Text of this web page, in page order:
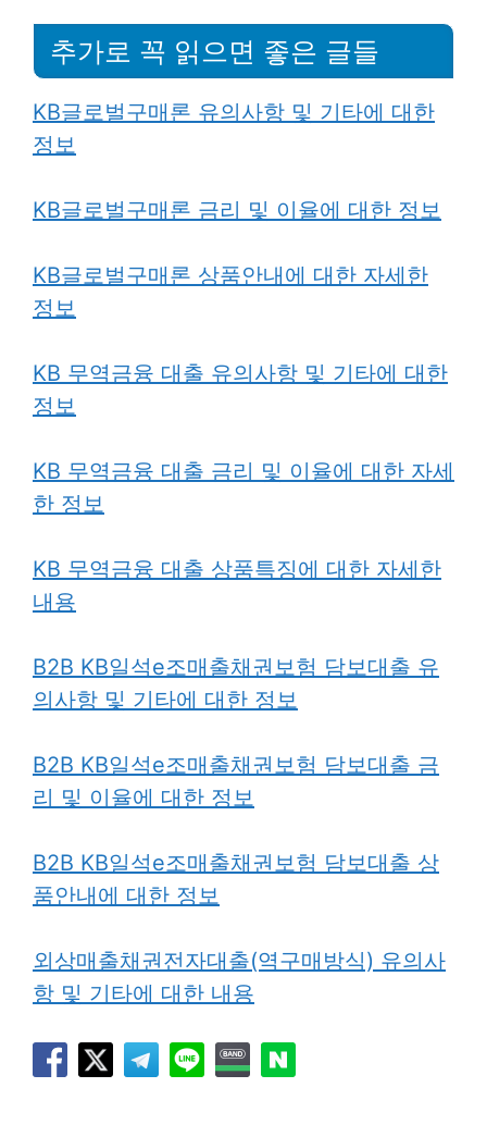
추가로 꼭 읽으면 좋은 글들
KB글로벌구매론 유의사항 및 기타에 대한
정보
KB글로벌구매론 금리 및 이율에 대한 정보
KB글로벌구매론 상품안내에 대한 자세한
정보
KB 무역금융 대출 유의사항 및 기타에 대한
정보
KB 무역금융 대출 금리 및 이율에 대한 자세
한 정보
KB 무역금융 대출 상품특징에 대한 자세한
내용
B2B KB일석e조매출채권보험 담보대출 유
의사항 및 기타에 대한 정보
B2B KB일석e조매출채권보험 담보대출 금
리 및 이율에 대한 정보
B2B KB일석e조매출채권보험 담보대출 상
품안내에 대한 정보
외상매출채권전자대출(역구매방식) 유의사
항 및 기타에 대한 내용